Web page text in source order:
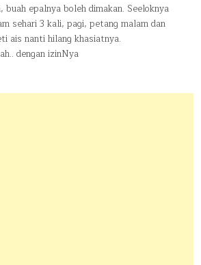
epalnya boleh dimakan. Seeloknya
sehari 3 kali, pagi, petang malam dan
ais nanti hilang khasiatnya.
dengan izinNya